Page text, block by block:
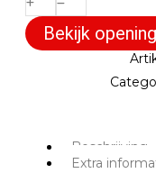
Bekijk
Beschrijving
Extra